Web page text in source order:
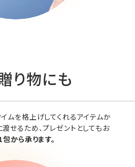
り物にも
ムを格上げしてくれるアイテムか
せるため、プレゼントとしてもお
から承ります。